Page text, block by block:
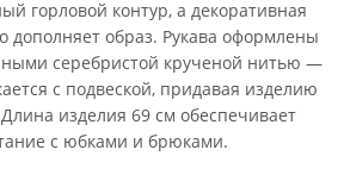
горловой контур, а декоративная
дополняет образ. Рукава оформлены
серебристой крученой нитью —
с подвеской, придавая изделию
изделия 69 см обеспечивает
с юбками и брюками.